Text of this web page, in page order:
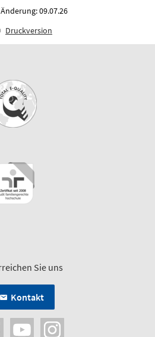
09.07.26
Druckversion
Sie uns
Kontakt